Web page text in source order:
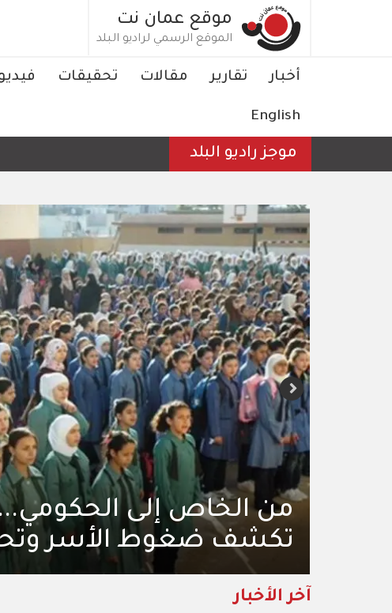
موقع عمان نت
الموقع الرسمي لراديو البلد
Main
أخبار تقارير مقالات تحقيقات
English
موجز راديو البلد
"فتافيت السكر" من
أمان "للطلبة السكريين"
آخر الأخبار